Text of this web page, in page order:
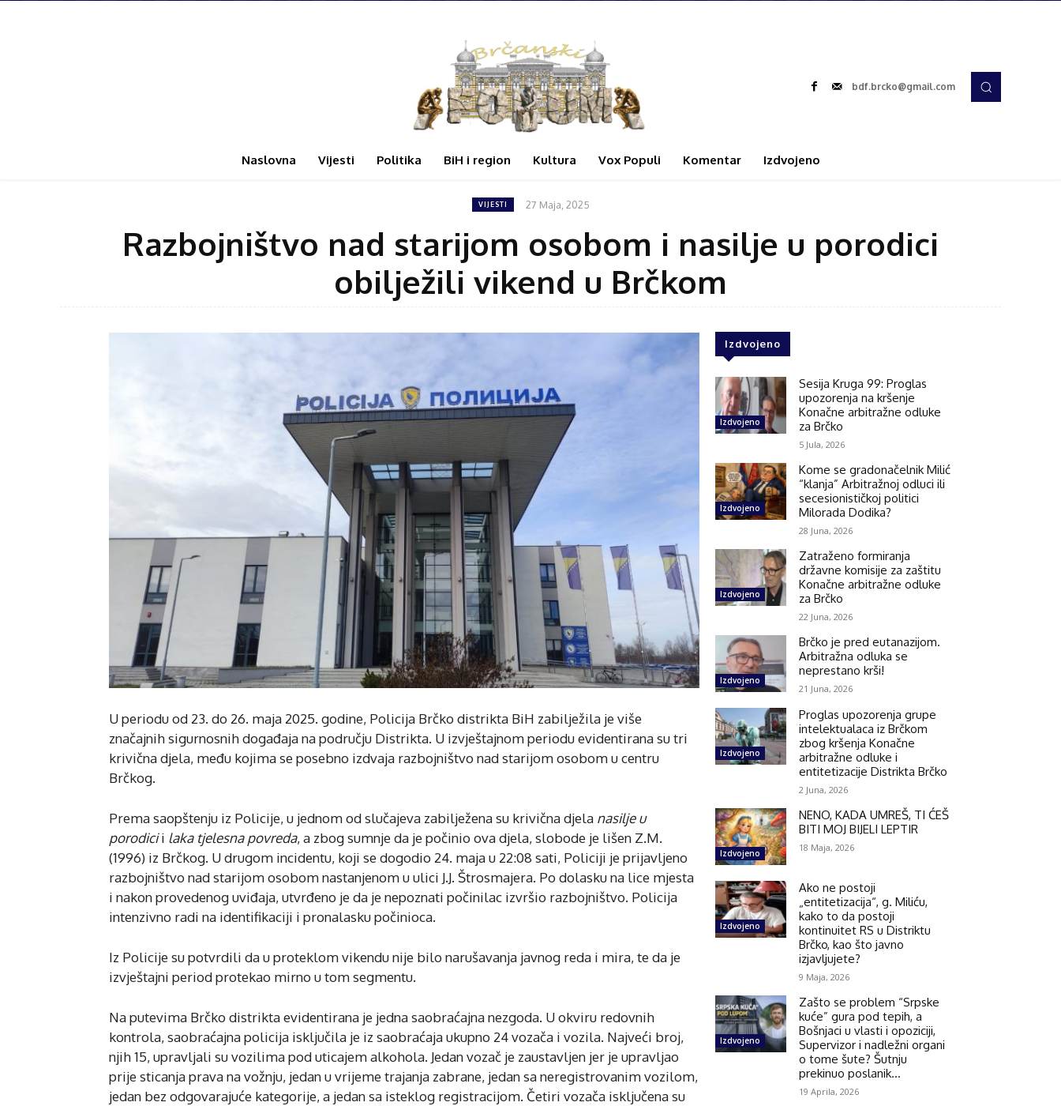
bdf.brcko@gmail.com
Naslovna Vijesti Politika BiH i region Kultura Vox Populi Komentar Izdvojeno
VIJESTI 27 Maja, 2025
Razbojništvo nad starijom osobom i nasilje u porodici
obilježili vikend u Brčkom
U periodu od 23. do 26. maja 2025. godine, Policija Brčko distrikta BiH zabilježila je više
značajnih sigurnosnih događaja na području Distrikta. U izvještajnom periodu evidentirana su tri
krivična djela, među kojima se posebno izdvaja razbojništvo nad starijom osobom u centru
Brčkog.
Prema saopštenju iz Policije, u jednom od slučajeva zabilježena su krivična djela nasilje u
porodicii laka tjelesna povreda, a zbog sumnje da je počinio ova djela, slobode je lišen Z.M.
(1996) iz Brčkog. U drugom incidentu, koji se dogodio 24. maja u 22:08 sati, Policiji je prijavljeno
razbojništvo nad starijom osobom nastanjenom u ulici J.J. Štrosmajera. Po dolasku na lice mjesta
i nakon provedenog uviđaja, utvrđeno je da je nepoznati počinilac izvršio razbojništvo. Policija
intenzivno radi na identifikaciji i pronalasku počinioca.
Iz Policije su potvrdili da u proteklom vikendu nije bilo narušavanja javnog reda i mira, te da je
izvještajni period protekao mirno u tom segmentu.
Na putevima Brčko distrikta evidentirana je jedna saobraćajna nezgoda. U okviru redovnih
kontrola, saobraćajna policija isključila je iz saobraćaja ukupno 24 vozača i vozila. Najveći broj,
njih 15, upravljali su vozilima pod uticajem alkohola. Jedan vozač je zaustavljen jer je upravljao
prije sticanja prava na vožnju, jedan u vrijeme trajanja zabrane, jedan sa neregistrovanim vozilom,
jedan bez odgovarajuće kategorije, a jedan sa isteklog registracijom. Četiri vozača isključena su
Izdvojeno
Izdvojeno
Sesija Kruga 99: Proglas
upozorenja na kršenje
Konačne arbitražne odluke
za Brčko
5 Jula, 2026
Izdvojeno
Kome se gradonačelnik Milić
“klanja” Arbitražnoj odluci ili
secesionističkoj politici
Milorada Dodika?
28 Juna, 2026
Izdvojeno
Zatraženo formiranja
državne komisije za zaštitu
Konačne arbitražne odluke
za Brčko
22 Juna, 2026
Izdvojeno
Brčko je pred eutanazijom.
Arbitražna odluka se
neprestano krši!
21 Juna, 2026
Izdvojeno
Proglas upozorenja grupe
intelektualaca iz Brčkom
zbog kršenja Konačne
arbitražne odluke i
entitetizacije Distrikta Brčko
2 Juna, 2026
Izdvojeno
NENO, KADA UMREŠ, TI ĆEŠ
BITI MOJ BIJELI LEPTIR
18 Maja, 2026
Izdvojeno
Ako ne postoji
„entitetizacija“, g. Miliću,
kako to da postoji
kontinuitet RS u Distriktu
Brčko, kao što javno
izjavljujete?
9 Maja, 2026
Izdvojeno
Zašto se problem “Srpske
kuće” gura pod tepih, a
Bošnjaci u vlasti i opoziciji,
Supervizor i nadležni organi
o tome šute? Šutnju
prekinuo poslanik...
19 Aprila, 2026